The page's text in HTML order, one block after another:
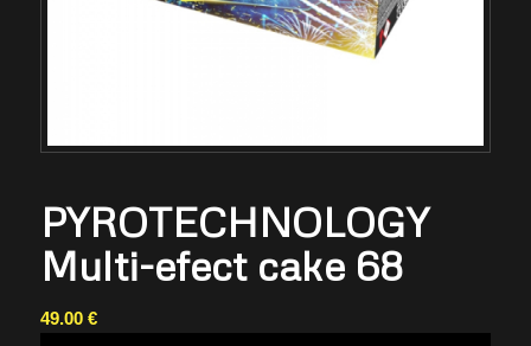
PYROTECHNOLOGY
Multi-efect cake 68
49.00 €